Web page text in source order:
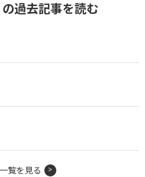
の過去記事を読む
覧を見る